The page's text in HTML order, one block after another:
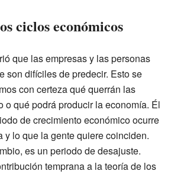
ciclos económicos
que las empresas y las personas
son difíciles de predecir. Esto se
con certeza qué querrán las
o qué podrá producir la economía. Él
de crecimiento económico ocurre
y lo que la gente quiere coinciden.
es un periodo de desajuste.
temprana a la teoría de los